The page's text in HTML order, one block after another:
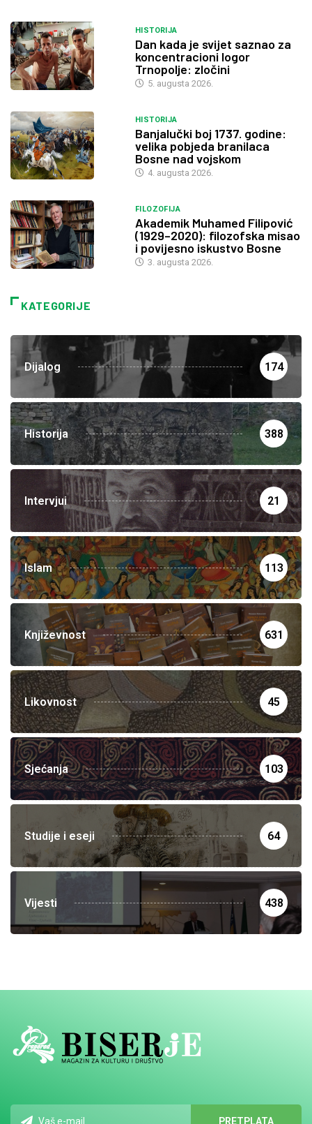
HISTORIJA
Dan kada je svijet saznao za
koncentracioni logor
Trnopolje: zločini
5. augusta 2026.
HISTORIJA
Banjalučki boj 1737. godine:
velika pobjeda branilaca
Bosne nad vojskom
4. augusta 2026.
FILOZOFIJA
Akademik Muhamed Filipović
(1929–2020): filozofska misao
i povijesno iskustvo Bosne
3. augusta 2026.
KATEGORIJE
Dijalog 174
Historija 388
Intervjui 21
Islam 113
Književnost 631
Likovnost 45
Sjećanja 103
Studije i eseji 64
Vijesti 438